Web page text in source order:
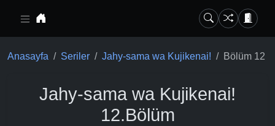
Anasayfa Seriler Jahy-sama wa Kujikenai! Bölüm 12
Jahy-sama wa Kujikenai!
12.Bölüm